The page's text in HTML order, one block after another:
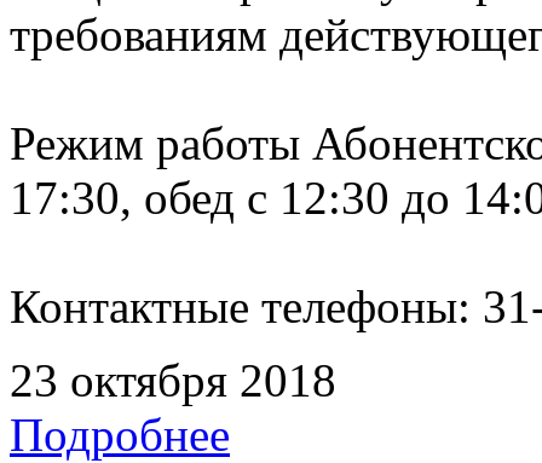
требованиям
Режим работы
17:30, обед с 12:30 до
Контактные телефоны:
23 октября 2018
Подробнее